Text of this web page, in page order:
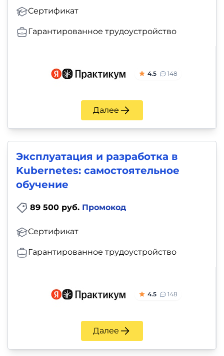
Сертификат
Гарантированное трудоустройство
4.5 148
Далее
Эксплуатация и разработка в
Kubernetes: самостоятельное
обучение
89 500 руб. Промокод
Сертификат
Гарантированное трудоустройство
4.5 148
Далее